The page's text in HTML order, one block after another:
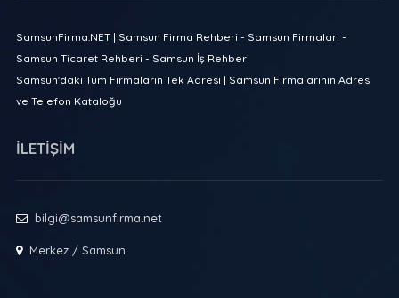
SamsunFirma.NET | Samsun Firma Rehberi - Samsun Firmaları -
Samsun Ticaret Rehberi - Samsun İş Rehberi
Samsun'daki Tüm Firmaların Tek Adresi | Samsun Firmalarının Adres
ve Telefon Kataloğu
İLETİŞİM
bilgi@samsunfirma.net
Merkez / Samsun